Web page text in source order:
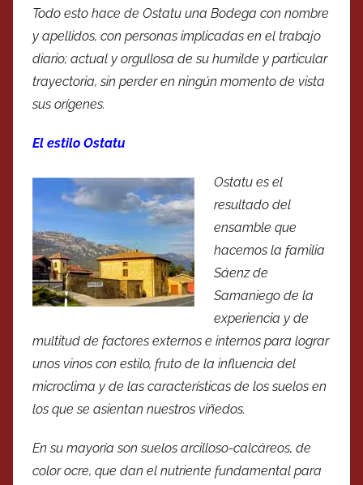
Todo esto hace de Ostatu una Bodega con nombre
y apellidos, con personas implicadas en el trabajo
diario; actual y orgullosa de su humilde y particular
trayectoria, sin perder en ningún momento de vista
sus orígenes.
El estilo Ostatu
Ostatu es el
resultado del
ensamble que
hacemos la familia
Sáenz de
Samaniego de la
experiencia y de
multitud de factores externos e internos para lograr
unos vinos con estilo, fruto de la influencia del
microclima y de las características de los suelos en
los que se asientan nuestros viñedos.
En su mayoría son suelos arcilloso-calcáreos, de
color ocre, que dan el nutriente fundamental para